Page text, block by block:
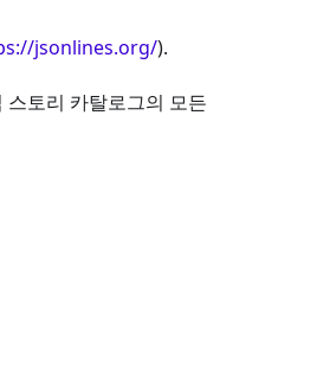
jsonlines.org/).
스토리 카탈로그의 모든